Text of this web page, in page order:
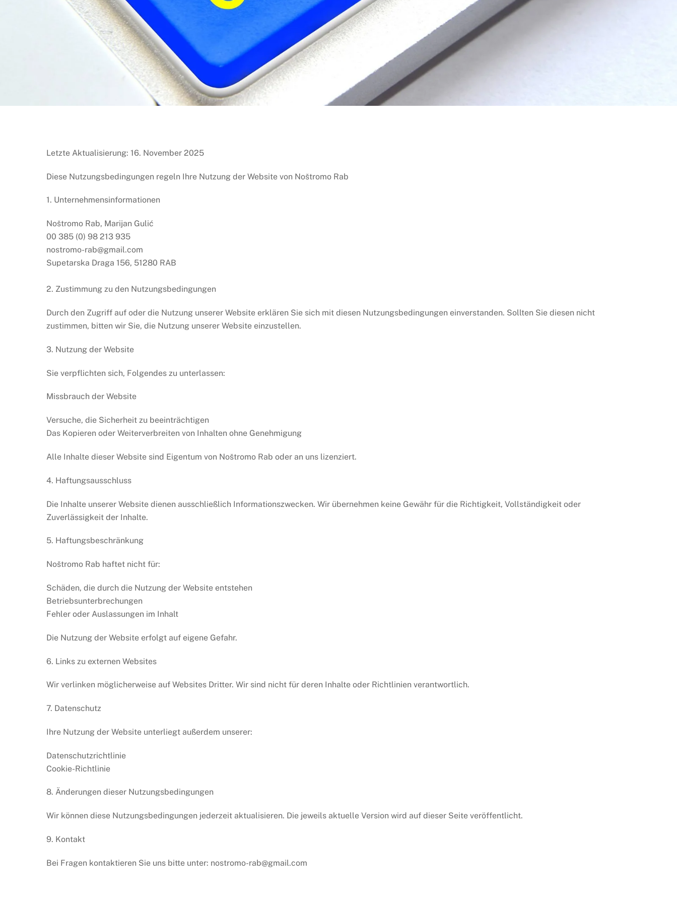
Letzte Aktualisierung: 16. November 2025
Diese Nutzungsbedingungen regeln Ihre Nutzung der Website von Noštromo Rab
1. Unternehmensinformationen
Noštromo Rab, Marijan Gulić
00 385 (0) 98 213 935
nostromo-rab@gmail.com
Supetarska Draga 156, 51280 RAB
2. Zustimmung zu den Nutzungsbedingungen
Durch den Zugriff auf oder die Nutzung unserer Website erklären Sie sich mit diesen Nutzungsbedingungen einverstanden. Sollten Sie diesen nicht
zustimmen, bitten wir Sie, die Nutzung unserer Website einzustellen.
3. Nutzung der Website
Sie verpflichten sich, Folgendes zu unterlassen:
Missbrauch der Website
Versuche, die Sicherheit zu beeinträchtigen
Das Kopieren oder Weiterverbreiten von Inhalten ohne Genehmigung
Alle Inhalte dieser Website sind Eigentum von Noštromo Rab oder an uns lizenziert.
4. Haftungsausschluss
Die Inhalte unserer Website dienen ausschließlich Informationszwecken. Wir übernehmen keine Gewähr für die Richtigkeit, Vollständigkeit oder
Zuverlässigkeit der Inhalte.
5. Haftungsbeschränkung
Noštromo Rab haftet nicht für:
Schäden, die durch die Nutzung der Website entstehen
Betriebsunterbrechungen
Fehler oder Auslassungen im Inhalt
Die Nutzung der Website erfolgt auf eigene Gefahr.
6. Links zu externen Websites
Wir verlinken möglicherweise auf Websites Dritter. Wir sind nicht für deren Inhalte oder Richtlinien verantwortlich.
7. Datenschutz
Ihre Nutzung der Website unterliegt außerdem unserer:
Datenschutzrichtlinie
Cookie-Richtlinie
8. Änderungen dieser Nutzungsbedingungen
Wir können diese Nutzungsbedingungen jederzeit aktualisieren. Die jeweils aktuelle Version wird auf dieser Seite veröffentlicht.
9. Kontakt
Bei Fragen kontaktieren Sie uns bitte unter: nostromo-rab@gmail.com